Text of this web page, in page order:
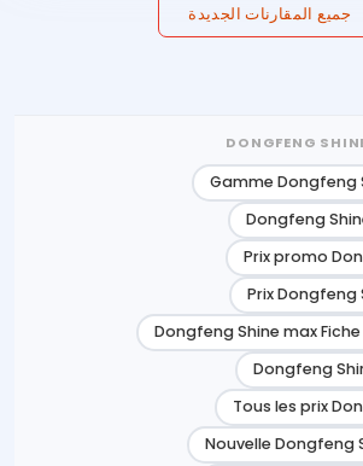
جميع المقارنات الجديدة
DONGFENG
Gamme Dongfeng
Dongfeng
Prix promo
Prix Dongfeng
Dongfeng Shine max
Dongfeng
Tous les prix
Nouvelle Dongfeng